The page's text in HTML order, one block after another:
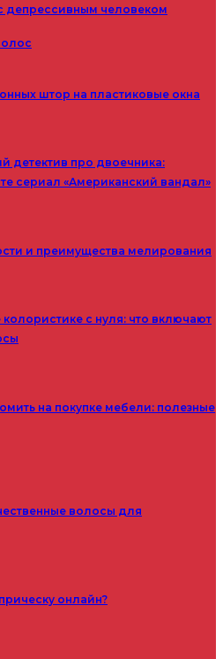
депрессивным человеком
штор на пластиковые окна
детектив про двоечника:
сериал «Американский вандал»
и преимущества мелирования
с нуля: что включают
на покупке мебели: полезные
волосы для
онлайн?